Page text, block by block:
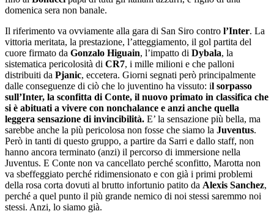
domenica sera non banale.
Il riferimento va ovviamente alla gara di San Siro contro l’Inter. La
vittoria meritata, la prestazione, l’atteggiamento, il gol partita del
cuore firmato da Gonzalo Higuain, l’impatto di Dybala, la
sistematica pericolosità di CR7, i mille milioni e che palloni
distribuiti da Pjanic, eccetera. Giorni segnati però principalmente
dalle conseguenze di ciò che lo juventino ha vissuto: il sorpasso
sull’Inter, la sconfitta di Conte, il nuovo primato in classifica che
si è abituati a vivere con nonchalance e anzi anche quella
leggera sensazione di invincibilità. E’ la sensazione più bella, ma
sarebbe anche la più pericolosa non fosse che siamo la Juventus.
Però in tanti di questo gruppo, a partire da Sarri e dallo staff, non
hanno ancora terminato (anzi) il percorso di immersione nella
Juventus. E Conte non va cancellato perché sconfitto, Marotta non
va sbeffeggiato perché ridimensionato e con già i primi problemi
della rosa corta dovuti al brutto infortunio patito da Alexis Sanchez,
perché a quel punto il più grande nemico di noi stessi saremmo noi
stessi. Anzi, lo siamo già.